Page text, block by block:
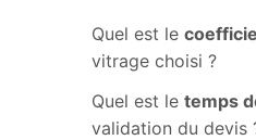
Quel est le
vitrage choisi ?
Quel est le temps
validation du devis